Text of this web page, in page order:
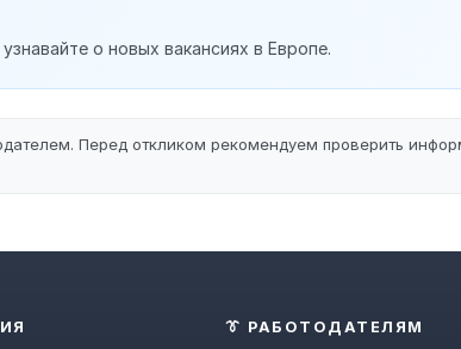
о новых вакансиях в Европе.
Перед откликом рекомендуем проверить
👔 РАБОТОДАТЕЛЯМ